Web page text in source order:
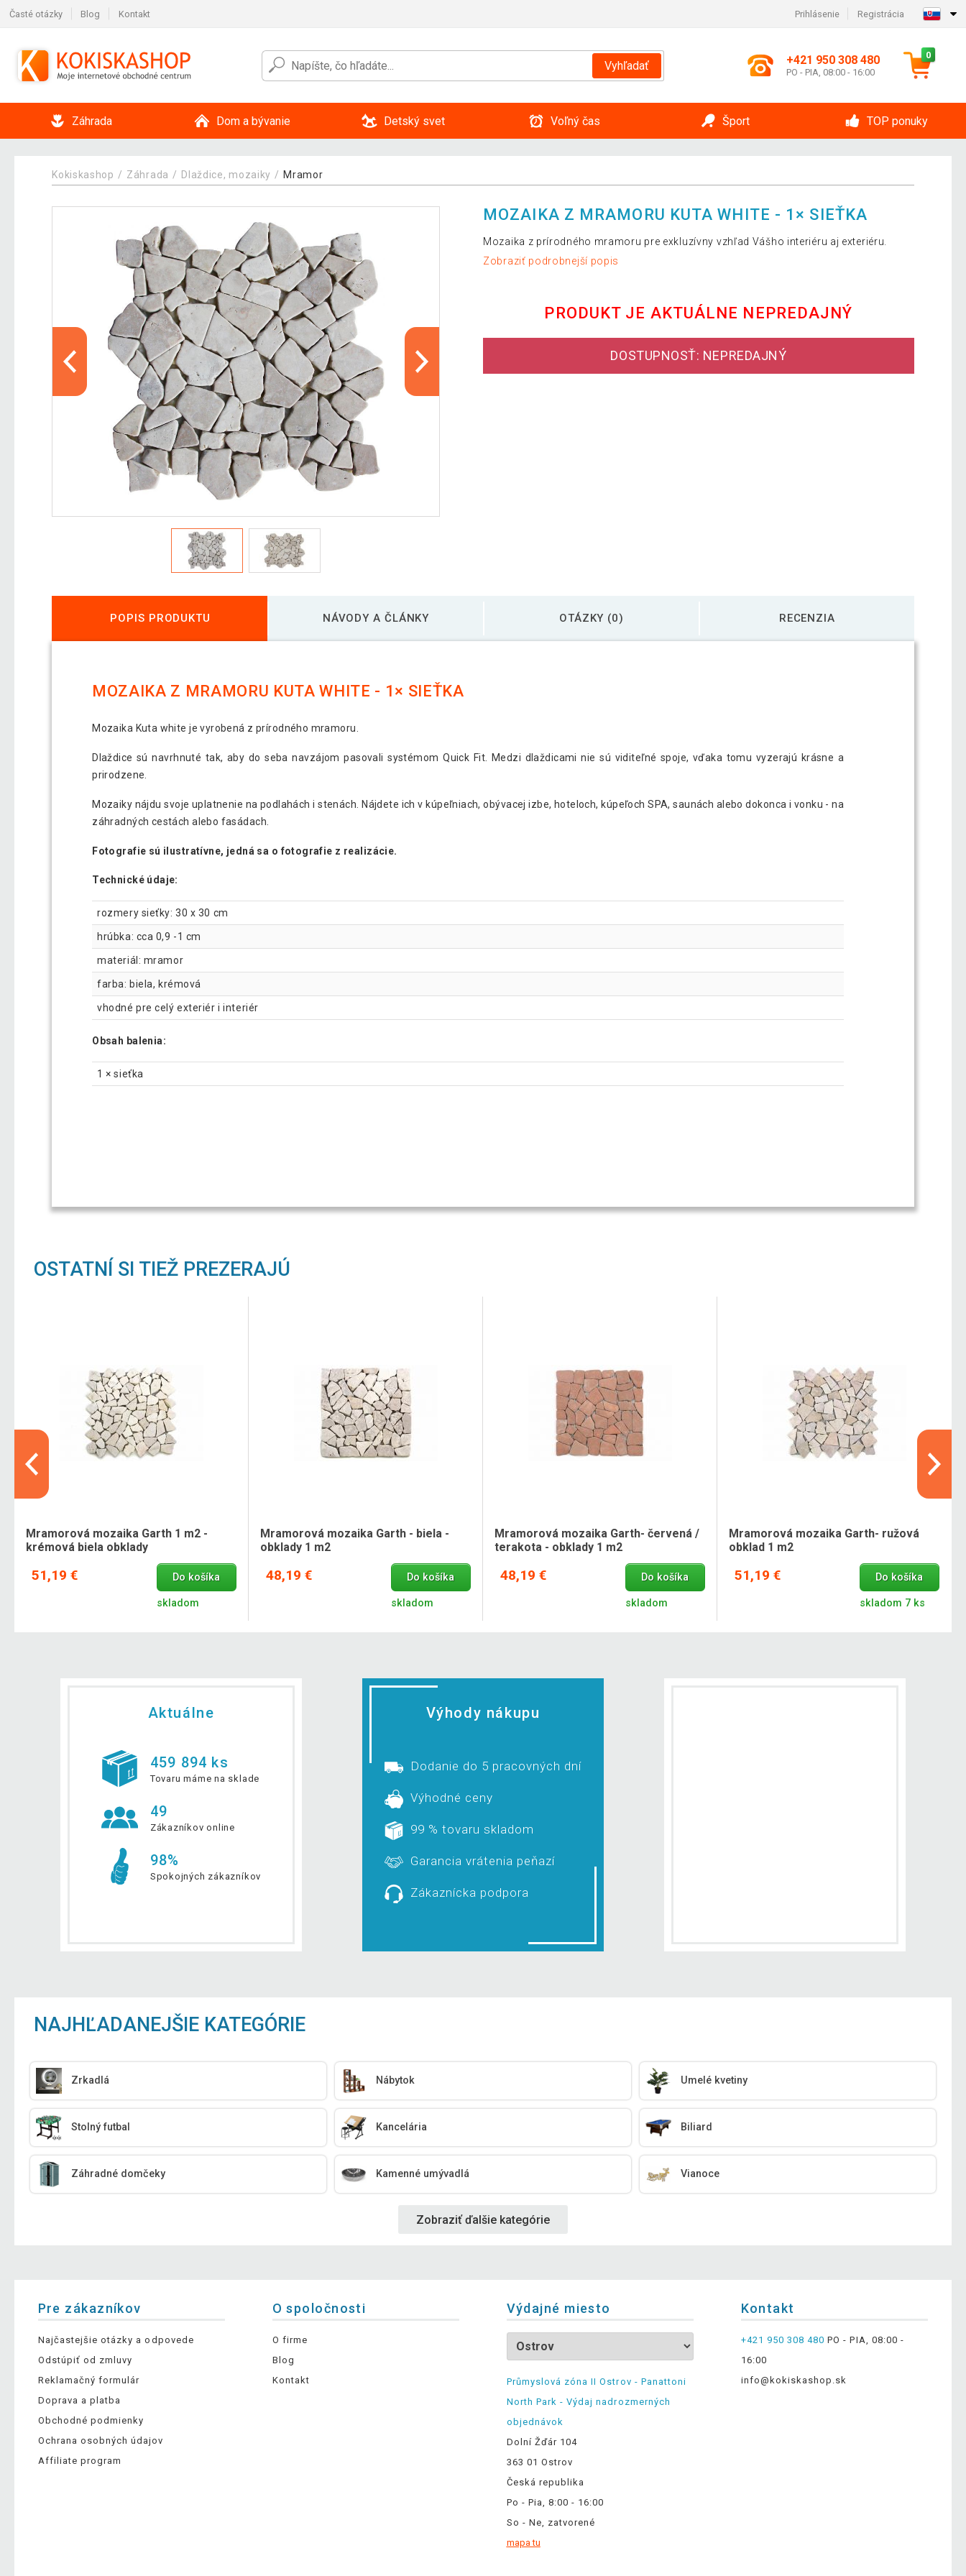
Časté otázky Blog Kontakt Prihlásenie Registrácia
Vyhľadať +421 950 308 480
PO - PIA, 08:00 - 16:00
0
Záhrada Dom a bývanie Detský svet Voľný čas Šport TOP ponuky
Kokiskashop Záhrada Dlaždice, mozaiky Mramor
MOZAIKA Z MRAMORU KUTA WHITE - 1× SIEŤKA
Mozaika z prírodného mramoru pre exkluzívny vzhľad Vášho interiéru aj exteriéru.
Zobraziť podrobnejší popis
PRODUKT JE AKTUÁLNE NEPREDAJNÝ
DOSTUPNOSŤ: NEPREDAJNÝ
POPIS PRODUKTU NÁVODY A ČLÁNKY OTÁZKY (0) RECENZIA
MOZAIKA Z MRAMORU KUTA WHITE - 1× SIEŤKA
Mozaika Kuta white je vyrobená z prírodného mramoru.
Dlaždice sú navrhnuté tak, aby do seba navzájom pasovali systémom Quick Fit. Medzi dlaždicami nie sú viditeľné spoje, vďaka tomu vyzerajú krásne a
prirodzene.
Mozaiky nájdu svoje uplatnenie na podlahách i stenách. Nájdete ich v kúpeľniach, obývacej izbe, hoteloch, kúpeľoch SPA, saunách alebo dokonca i vonku - na
záhradných cestách alebo fasádach.
Fotografie sú ilustratívne, jedná sa o fotografie z realizácie.
Technické údaje:
rozmery sieťky: 30 x 30 cm
hrúbka: cca 0,9 -1 cm
materiál: mramor
farba: biela, krémová
vhodné pre celý exteriér i interiér
Obsah balenia:
1 × sieťka
OSTATNÍ SI TIEŽ PREZERAJÚ
Mramorová mozaika Garth 1 m2 -
krémová biela obklady
51,19 € Do košíka
skladom
Mramorová mozaika Garth - biela -
obklady 1 m2
48,19 € Do košíka
skladom
Mramorová mozaika Garth- červená /
terakota - obklady 1 m2
48,19 € Do košíka
skladom
Mramorová mozaika Garth- ružová
obklad 1 m2
51,19 € Do košíka
skladom 7 ks
Aktuálne
459 894 ks
Tovaru máme na sklade
49
Zákazníkov online
98%
Spokojných zákazníkov
Výhody nákupu
Dodanie do 5 pracovných dní
Výhodné ceny
99 % tovaru skladom
Garancia vrátenia peňazí
Zákaznícka podpora
NAJHĽADANEJŠIE KATEGÓRIE
Zrkadlá Nábytok Umelé kvetiny
Stolný futbal Kancelária Biliard
Záhradné domčeky Kamenné umývadlá Vianoce
Zobraziť ďalšie kategórie
Pre zákazníkov
Najčastejšie otázky a odpovede
Odstúpiť od zmluvy
Reklamačný formulár
Doprava a platba
Obchodné podmienky
Ochrana osobných údajov
Affiliate program
O spoločnosti
O firme
Blog
Kontakt
Výdajné miesto
Průmyslová zóna II Ostrov - Panattoni
North Park - Výdaj nadrozmerných
objednávok
Dolní Žďár 104
363 01 Ostrov
Česká republika
Po - Pia, 8:00 - 16:00
So - Ne, zatvorené
mapa tu
Kontakt
+421 950 308 480 PO - PIA, 08:00 -
16:00
info@kokiskashop.sk